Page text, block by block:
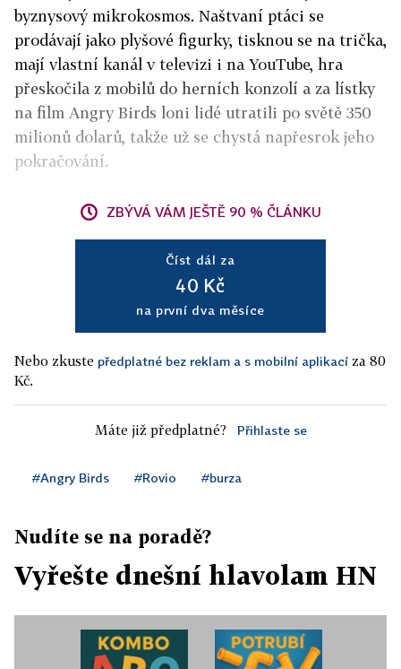
byznysový mikrokosmos. Naštvaní ptáci se
prodávají jako plyšové figurky, tisknou se na trička,
mají vlastní kanál v televizi i na YouTube, hra
přeskočila z mobilů do herních konzolí a za lístky
na film Angry Birds loni lidé utratili po světě 350
milionů dolarů, takže už se chystá napřesrok jeho
pokračování.
ZBÝVÁ VÁM JEŠTĚ 90 % ČLÁNKU
Číst dál za
40 Kč
na první dva měsíce
Nebo zkuste předplatné bez reklam a s mobilní aplikací za 80
Kč.
Máte již předplatné? Přihlaste se
#Angry Birds #Rovio #burza
Nudíte se na poradě?
Vyřešte dnešní hlavolam HN